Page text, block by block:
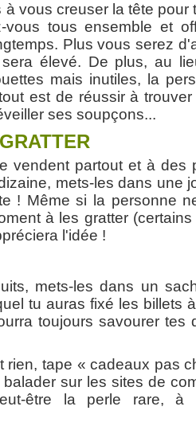
à vous creuser la tête
vous tous ensemble et
Plus vous serez
élevé. De plus, au
mais inutiles, la
est de réussir à
ses soupçons...
vendent partout et à des
mets-les dans une
! Même si la personne
à les gratter
l'idée !
mets-les dans un
tu auras fixé les billets
toujours savourer tes
rien, tape « cadeaux pas
sur les sites de
être la perle rare, à